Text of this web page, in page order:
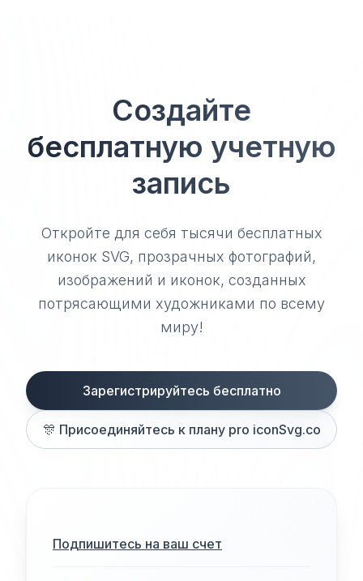
Создайте
бесплатную учетную
запись
Откройте для себя тысячи бесплатных
иконок SVG, прозрачных фотографий,
изображений и иконок, созданных
потрясающими художниками по всему
миру!
Зарегистрируйтесь бесплатно
🎊 Присоединяйтесь к плану pro iconSvg.co
Подпишитесь на ваш счет